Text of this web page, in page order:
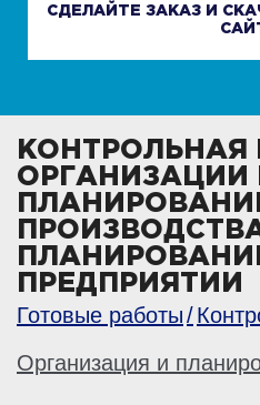
СДЕЛАЙТЕ ЗАКАЗ И
КОНТРОЛЬНАЯ
ОРГАНИЗАЦИИ
ПРЕДПРИЯТИИ
Готовые работы
Организация и